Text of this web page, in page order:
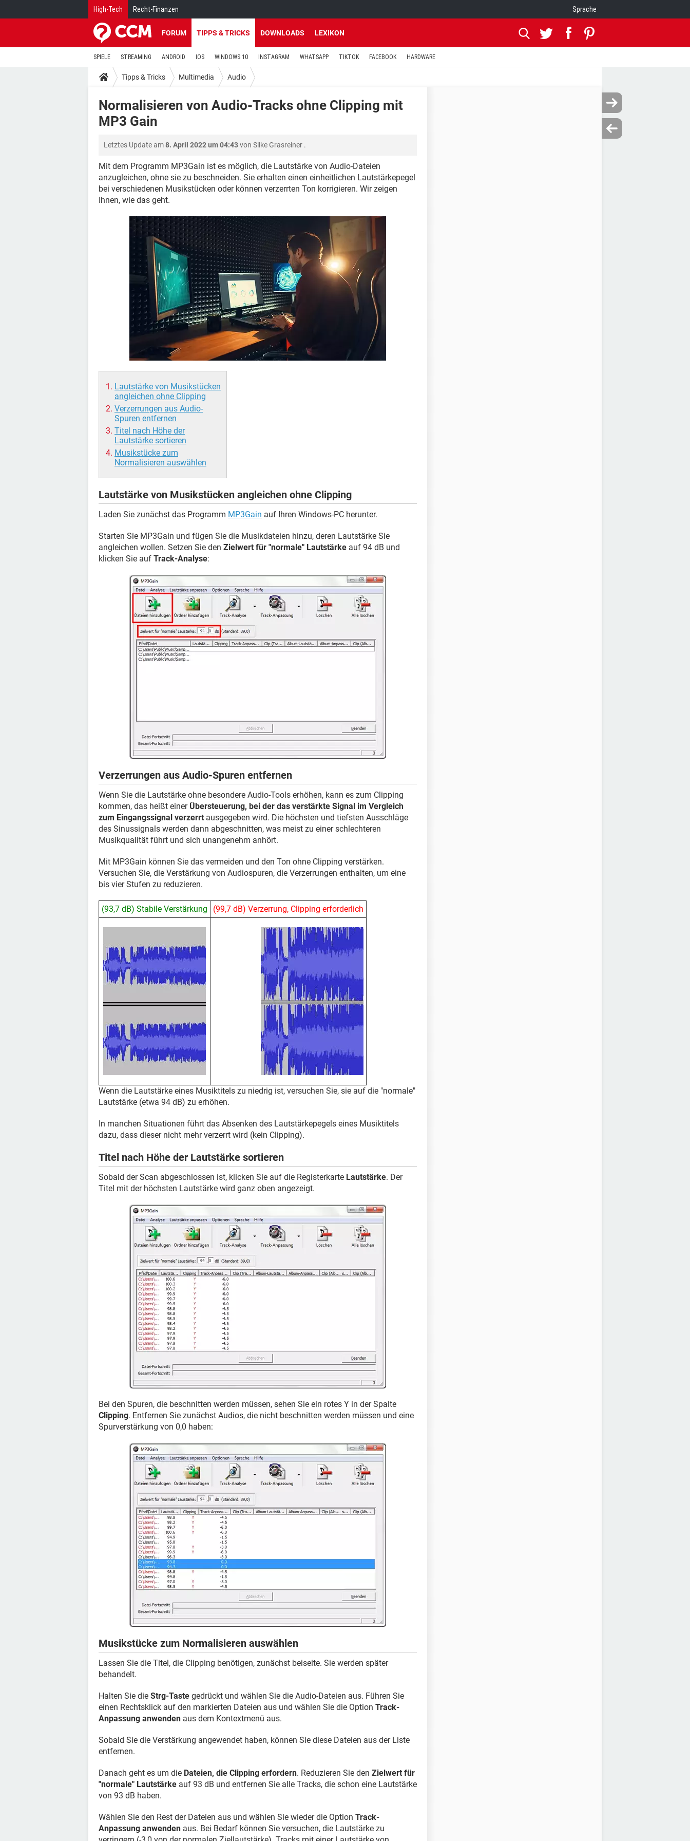
High-Tech Recht-Finanzen Sprache
FORUM TIPPS & TRICKS DOWNLOADS LEXIKON
SPIELE STREAMING ANDROID IOS WINDOWS 10 INSTAGRAM WHATSAPP TIKTOK FACEBOOK HARDWARE
Tipps & Tricks Multimedia Audio
Normalisieren von Audio-Tracks ohne Clipping mit
MP3 Gain
Letztes Update am8. April 2022 um 04:43von Silke Grasreiner .
Mit dem Programm MP3Gain ist es möglich, die Lautstärke von Audio-Dateien
anzugleichen, ohne sie zu beschneiden. Sie erhalten einen einheitlichen Lautstärkepegel
bei verschiedenen Musikstücken oder können verzerrten Ton korrigieren. Wir zeigen
Ihnen, wie das geht.
Lautstärke von Musikstücken
angleichen ohne Clipping
Verzerrungen aus Audio-
Spuren entfernen
Titel nach Höhe der
Lautstärke sortieren
Musikstücke zum
Normalisieren auswählen
Lautstärke von Musikstücken angleichen ohne Clipping
Laden Sie zunächst das Programm MP3Gain auf Ihren Windows-PC herunter.
Starten Sie MP3Gain und fügen Sie die Musikdateien hinzu, deren Lautstärke Sie
angleichen wollen. Setzen Sie den Zielwert für "normale" Lautstärke auf 94 dB und
klicken Sie auf Track-Analyse:
Verzerrungen aus Audio-Spuren entfernen
Wenn Sie die Lautstärke ohne besondere Audio-Tools erhöhen, kann es zum Clipping
kommen, das heißt einer Übersteuerung, bei der das verstärkte Signal im Vergleich
zum Eingangssignal verzerrt ausgegeben wird. Die höchsten und tiefsten Ausschläge
des Sinussignals werden dann abgeschnitten, was meist zu einer schlechteren
Musikqualität führt und sich unangenehm anhört.
Mit MP3Gain können Sie das vermeiden und den Ton ohne Clipping verstärken.
Versuchen Sie, die Verstärkung von Audiospuren, die Verzerrungen enthalten, um eine
bis vier Stufen zu reduzieren.
(93,7 dB) Stabile Verstärkung (99,7 dB) Verzerrung, Clipping erforderlich
Wenn die Lautstärke eines Musiktitels zu niedrig ist, versuchen Sie, sie auf die "normale"
Lautstärke (etwa 94 dB) zu erhöhen.
In manchen Situationen führt das Absenken des Lautstärkepegels eines Musiktitels
dazu, dass dieser nicht mehr verzerrt wird (kein Clipping).
Titel nach Höhe der Lautstärke sortieren
Sobald der Scan abgeschlossen ist, klicken Sie auf die Registerkarte Lautstärke. Der
Titel mit der höchsten Lautstärke wird ganz oben angezeigt.
Bei den Spuren, die beschnitten werden müssen, sehen Sie ein rotes Y in der Spalte
Clipping. Entfernen Sie zunächst Audios, die nicht beschnitten werden müssen und eine
Spurverstärkung von 0,0 haben:
Musikstücke zum Normalisieren auswählen
Lassen Sie die Titel, die Clipping benötigen, zunächst beiseite. Sie werden später
behandelt.
Halten Sie die Strg-Taste gedrückt und wählen Sie die Audio-Dateien aus. Führen Sie
einen Rechtsklick auf den markierten Dateien aus und wählen Sie die Option Track-
Anpassung anwenden aus dem Kontextmenü aus.
Sobald Sie die Verstärkung angewendet haben, können Sie diese Dateien aus der Liste
entfernen.
Danach geht es um die Dateien, die Clipping erfordern. Reduzieren Sie den Zielwert für
"normale" Lautstärke auf 93 dB und entfernen Sie alle Tracks, die schon eine Lautstärke
von 93 dB haben.
Wählen Sie den Rest der Dateien aus und wählen Sie wieder die Option Track-
Anpassung anwenden aus. Bei Bedarf können Sie versuchen, die Lautstärke zu